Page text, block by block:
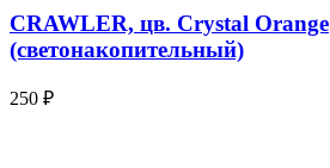
CRAWLER, цв. Crystal Orange
(светонакопительный)
250 ₽